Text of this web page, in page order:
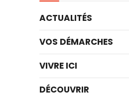
ACTUALITÉS
VOS DÉMARCHES
VIVRE ICI
DÉCOUVRIR